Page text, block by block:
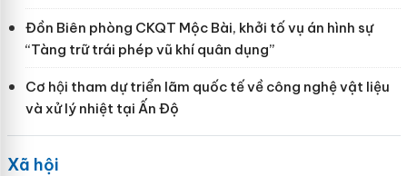
Đồn Biên phòng CKQT Mộc Bài, khởi tố vụ án hình sự
“Tàng trữ trái phép vũ khí quân dụng”
Cơ hội tham dự triển lãm quốc tế về công nghệ vật liệu
và xử lý nhiệt tại Ấn Độ
Xã hội